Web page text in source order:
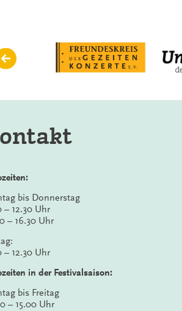
bis Donnerstag
– 12.30 Uhr
– 16.30 Uhr
– 12.30 Uhr
in der Festivalsaison:
bis Freitag
– 15.00 Uhr